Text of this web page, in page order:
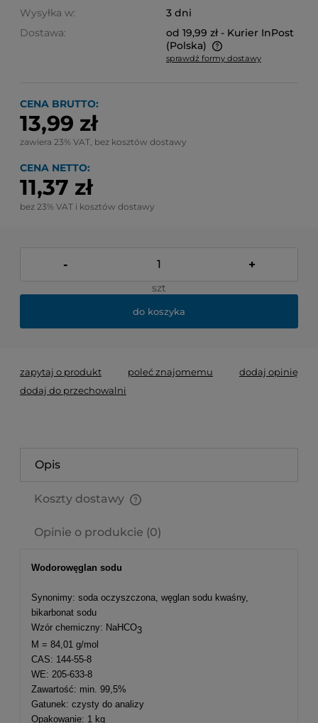
Wysyłka w:
3 dni
Dostawa:
od 19,99 zł - Kurier InPost
(Polska)
Cena nie zawiera ewentualnych kosztów płatności
sprawdź formy dostawy
CENA BRUTTO:
13,99 zł
zawiera 23% VAT, bez kosztów dostawy
CENA NETTO:
11,37 zł
bez 23% VAT i kosztów dostawy
- +
szt
do koszyka
zapytaj o produkt poleć znajomemu
dodaj opinię
dodaj do przechowalni
Opis
Koszty dostawy
Opinie o produkcie (0)
Wodorowęglan sodu
Synonimy: soda oczyszczona, węglan sodu kwaśny,
bikarbonat sodu
Wzór chemiczny: NaHCO3
M = 84,01 g/mol
CAS: 144-55-8
WE: 205-633-8
Zawartość: min. 99,5%
Gatunek: czysty do analizy
Opakowanie: 1 kg